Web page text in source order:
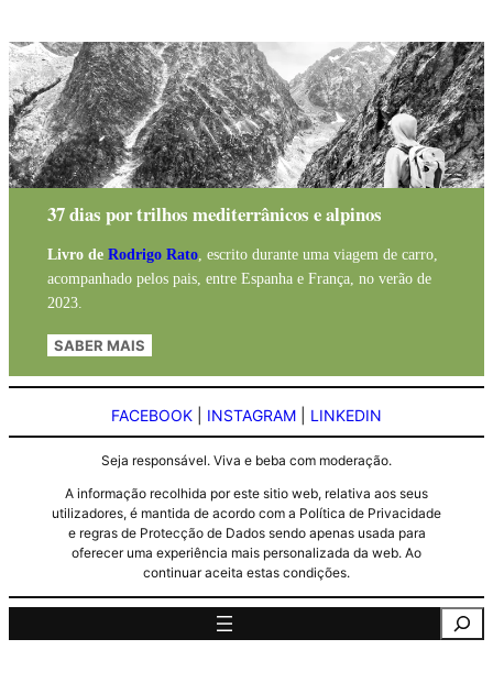
37 dias por trilhos mediterrânicos e alpinos
Livro de Rodrigo Rato, escrito durante uma viagem de carro,
acompanhado pelos pais, entre Espanha e França, no verão de
2023.
SABER MAIS
FACEBOOK INSTAGRAM LINKEDIN
Seja responsável. Viva e beba com moderação.
A informação recolhida por este sitio web, relativa aos seus
utilizadores, é mantida de acordo com a Política de Privacidade
e regras de Protecção de Dados sendo apenas usada para
oferecer uma experiência mais personalizada da web. Ao
continuar aceita estas condições.